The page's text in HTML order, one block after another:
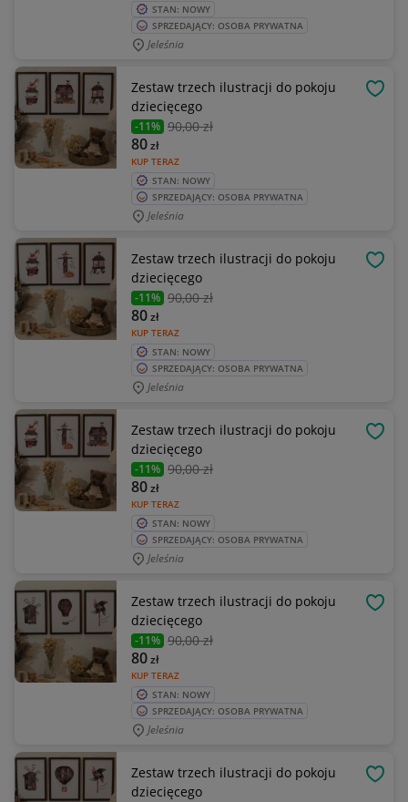
STAN: NOWY
SPRZEDAJĄCY: OSOBA PRYWATNA
Jeleśnia
Zestaw trzech ilustracji do pokoju
dziecięcego
-11% 90,00 zł
KUP TERAZ
80zł
STAN: NOWY
SPRZEDAJĄCY: OSOBA PRYWATNA
Jeleśnia
Zestaw trzech ilustracji do pokoju
dziecięcego
-11% 90,00 zł
KUP TERAZ
80zł
STAN: NOWY
SPRZEDAJĄCY: OSOBA PRYWATNA
Jeleśnia
Zestaw trzech ilustracji do pokoju
dziecięcego
-11% 90,00 zł
KUP TERAZ
80zł
STAN: NOWY
SPRZEDAJĄCY: OSOBA PRYWATNA
Jeleśnia
Zestaw trzech ilustracji do pokoju
dziecięcego
-11% 90,00 zł
KUP TERAZ
80zł
STAN: NOWY
SPRZEDAJĄCY: OSOBA PRYWATNA
Jeleśnia
Zestaw trzech ilustracji do pokoju
dziecięcego